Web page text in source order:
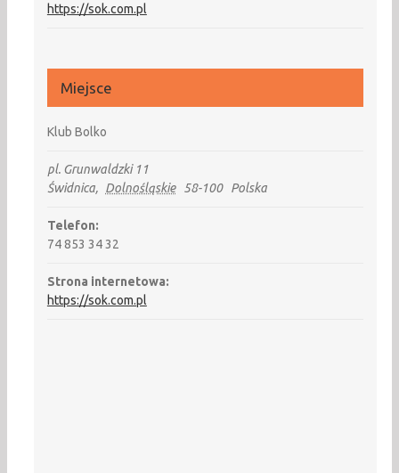
https://sok.com.pl
Miejsce
Klub Bolko
pl. Grunwaldzki 11
Świdnica, Dolnośląskie 58-100 Polska
Telefon:
74 853 34 32
Strona internetowa:
https://sok.com.pl